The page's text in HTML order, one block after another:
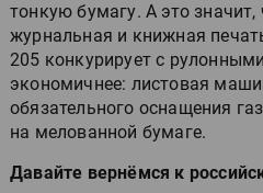
тонкую бумагу. А это
журнальная и книжная
205 конкурирует с
экономичнее: листовая
обязательного оснащения
на мелованной бумаге.
Давайте вернёмся к